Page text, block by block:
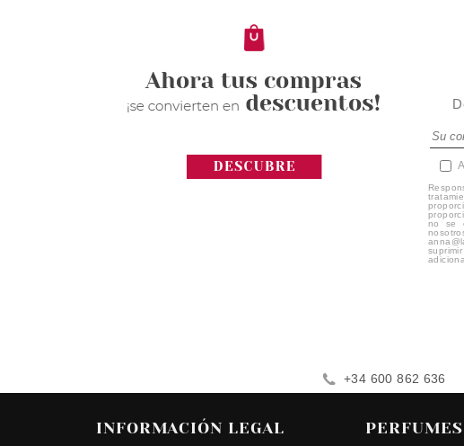
no se
+34 600 862 636
INFORMACIÓN LEGAL